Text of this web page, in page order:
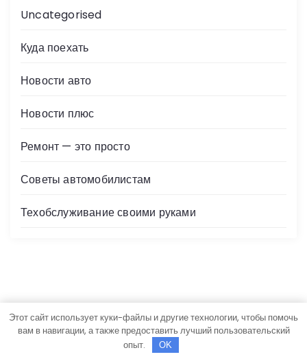
Uncategorised
Куда поехать
Новости авто
Новости плюс
Ремонт — это просто
Советы автомобилистам
Техобслуживание своими руками
Авторские права © Все права защищены.
NewslistСозданRise Themes
Этот сайт использует куки-файлы и другие технологии, чтобы помочь
вам в навигации, а также предоставить лучший пользовательский
опыт.
OK